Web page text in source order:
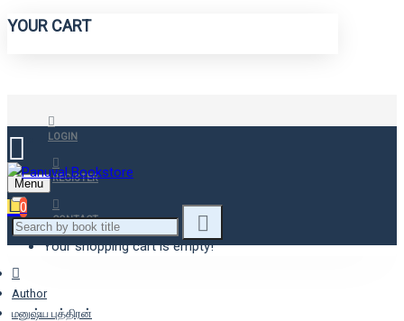
YOUR CART
LOGIN
REGISTER
CONTACT
Menu
0
Your shopping cart is empty!
Author
மனுஷ்ய புத்திரன்